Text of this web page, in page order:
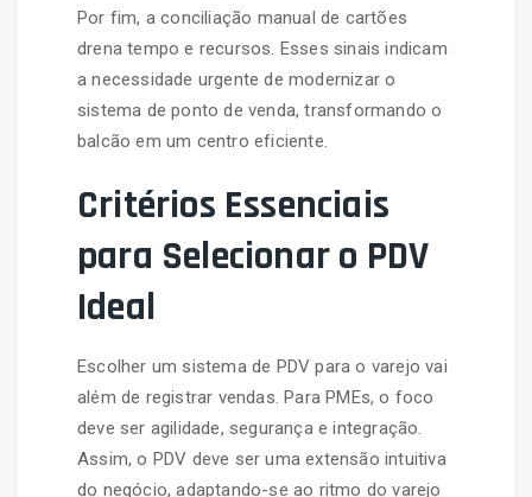
Por fim, a conciliação manual de cartões
drena tempo e recursos. Esses sinais indicam
a necessidade urgente de modernizar o
sistema de ponto de venda, transformando o
balcão em um centro eficiente.
Critérios Essenciais
para Selecionar o PDV
Ideal
Escolher um sistema de PDV para o varejo vai
além de registrar vendas. Para PMEs, o foco
deve ser agilidade, segurança e integração.
Assim, o PDV deve ser uma extensão intuitiva
do negócio, adaptando-se ao ritmo do varejo